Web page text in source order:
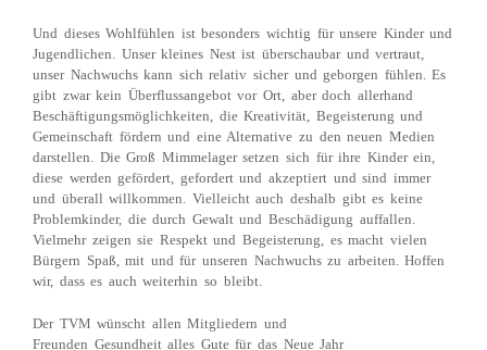
Und dieses Wohlfühlen ist besonders wichtig für unsere Kinder und
Jugendlichen. Unser kleines Nest ist überschaubar und vertraut,
unser Nachwuchs kann sich relativ sicher und geborgen fühlen. Es
gibt zwar kein Überflussangebot vor Ort, aber doch allerhand
Beschäftigungsmöglichkeiten, die Kreativität, Begeisterung und
Gemeinschaft fördern und eine Alternative zu den neuen Medien
darstellen. Die Groß Mimmelager setzen sich für ihre Kinder ein,
diese werden gefördert, gefordert und akzeptiert und sind immer
und überall willkommen. Vielleicht auch deshalb gibt es keine
Problemkinder, die durch Gewalt und Beschädigung auffallen.
Vielmehr zeigen sie Respekt und Begeisterung, es macht vielen
Bürgern Spaß, mit und für unseren Nachwuchs zu arbeiten. Hoffen
wir, dass es auch weiterhin so bleibt.
Der TVM wünscht allen Mitgliedern und
Freunden Gesundheit alles Gute für das Neue Jahr